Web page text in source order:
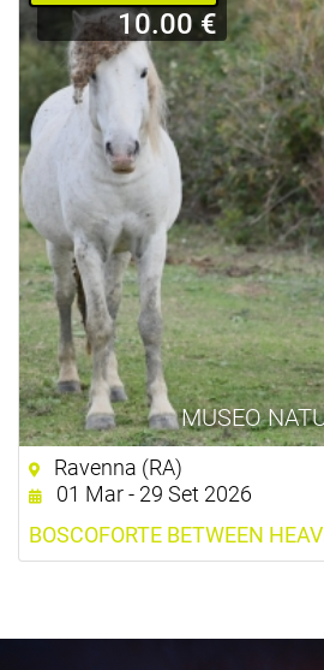
MUSEO
10.00 €
Ravenna (RA)
01 Mar - 29 Set 2026
BOSCOFORTE BETWEEN